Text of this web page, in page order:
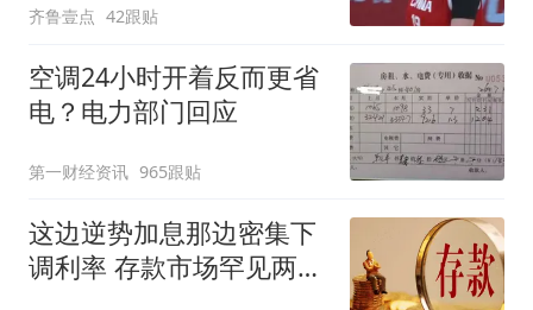
齐鲁壹点 42跟贴
空调24小时开着反而更省
电？电力部门回应
第一财经资讯 965跟贴
这边逆势加息那边密集下
调利率 存款市场罕见两极